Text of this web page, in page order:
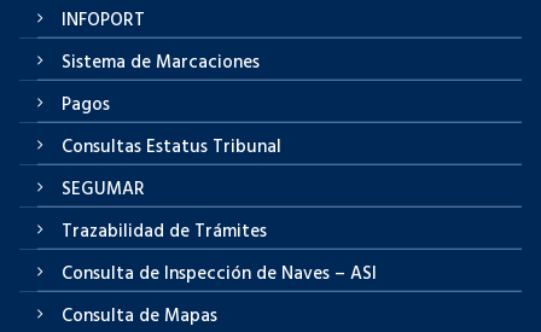
INFOPORT
Sistema de Marcaciones
Pagos
Consultas Estatus Tribunal
SEGUMAR
Trazabilidad de Trámites
Consulta de Inspección de Naves – ASI
Consulta de Mapas